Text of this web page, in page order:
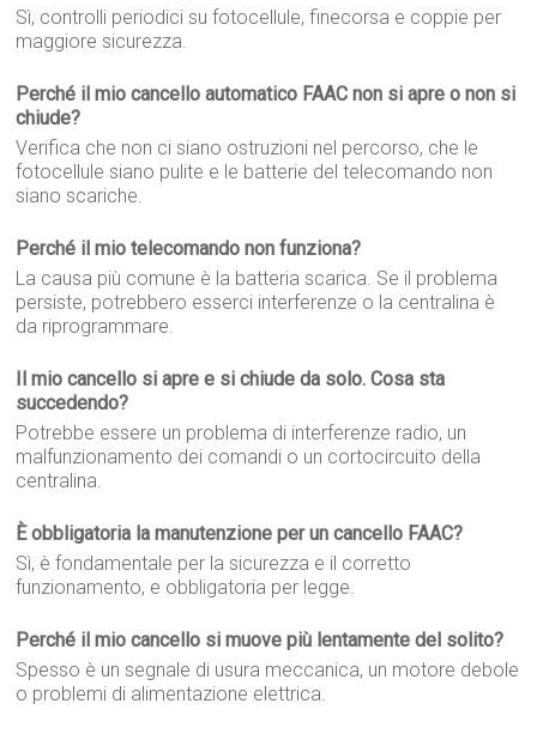
Sì, controlli periodici su fotocellule, finecorsa e coppie per
maggiore sicurezza.
Perché il mio cancello automatico FAAC non si apre o non si
chiude?
Verifica che non ci siano ostruzioni nel percorso, che le
fotocellule siano pulite e le batterie del telecomando non
siano scariche.
Perché il mio telecomando non funziona?
La causa più comune è la batteria scarica. Se il problema
persiste, potrebbero esserci interferenze o la centralina è
da riprogrammare.
Il mio cancello si apre e si chiude da solo. Cosa sta
succedendo?
Potrebbe essere un problema di interferenze radio, un
malfunzionamento dei comandi o un cortocircuito della
centralina.
È obbligatoria la manutenzione per un cancello FAAC?
Sì, è fondamentale per la sicurezza e il corretto
funzionamento, e obbligatoria per legge.
Perché il mio cancello si muove più lentamente del solito?
Spesso è un segnale di usura meccanica, un motore debole
o problemi di alimentazione elettrica.